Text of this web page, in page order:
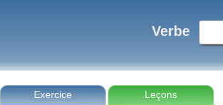
Verbe
Exercice
Leçons